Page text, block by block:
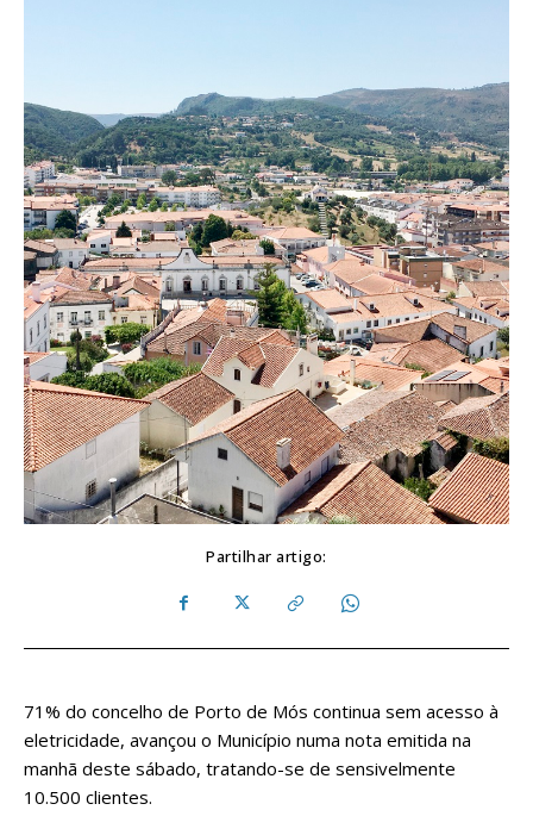
Partilhar artigo:
71% do concelho de Porto de Mós continua sem acesso à
eletricidade, avançou o Município numa nota emitida na
manhã deste sábado, tratando-se de sensivelmente
10.500 clientes.